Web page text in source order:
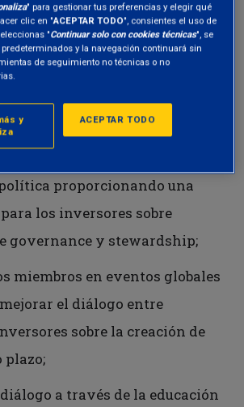
network son:
proporcionando una
los inversores sobre
governance y stewardship;
miembros en eventos globales
el diálogo entre
sobre la creación de
plazo;
a través de la educación
" para gestionar tus preferencias y elegir qué
clic en "ACEPTAR TODO", consientes el uso de
"Continuar solo con cookies técnicas", se
y la navegación continuará sin
de seguimiento no técnicas o no
ACEPTAR TODO
y